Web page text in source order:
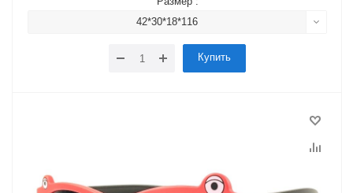
42*30*18*116
Купить